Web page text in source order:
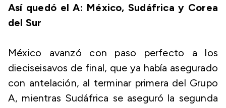
Así quedó el A: México, Sudáfrica y Corea
del Sur
México avanzó con paso perfecto a los
dieciseisavos de final, que ya había asegurado
con antelación, al terminar primera del Grupo
A, mientras Sudáfrica se aseguró la segunda